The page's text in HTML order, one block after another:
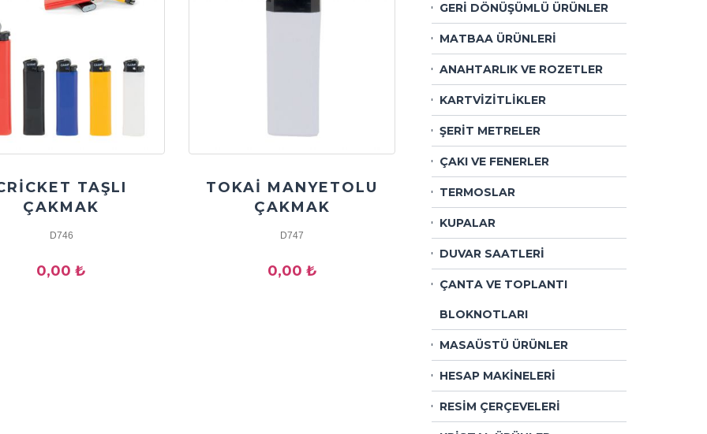
TAŞLI
ÇAKMAK
D746
0,00 ₺
TOKAİ MANYETOLU
ÇAKMAK
D747
0,00 ₺
GERİ DÖNÜŞÜMLÜ ÜRÜNLER
MATBAA ÜRÜNLERİ
ANAHTARLIK VE ROZETLER
KARTVİZİTLİKLER
ŞERİT METRELER
ÇAKI VE FENERLER
TERMOSLAR
KUPALAR
DUVAR SAATLERİ
ÇANTA VE TOPLANTI
BLOKNOTLARI
MASAÜSTÜ ÜRÜNLER
HESAP MAKİNELERİ
RESİM ÇERÇEVELERİ